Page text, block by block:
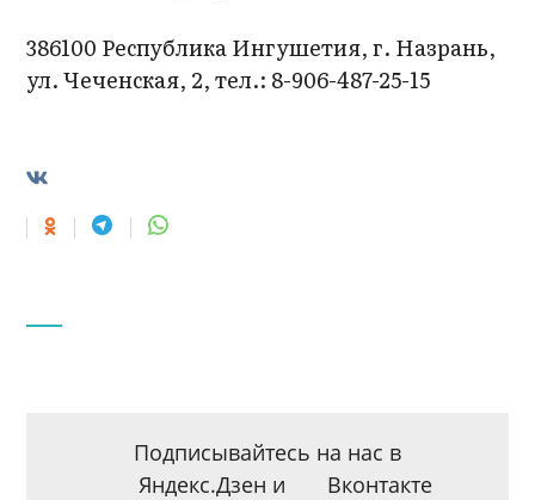
386100 Республика Ингушетия, г. Назрань,
ул. Чеченская, 2, тел.: 8-906-487-25-15
Подписывайтесь на нас в
Яндекс.Дзен и Вконтакте